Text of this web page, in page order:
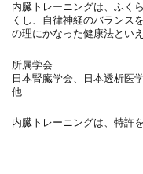
内臓トレーニングは、ふく
くし、自律神経のバランス
の理にかなった健康法といえ
所属学会
日本腎臓学会、日本透析医
他
内臓トレーニングは、特許